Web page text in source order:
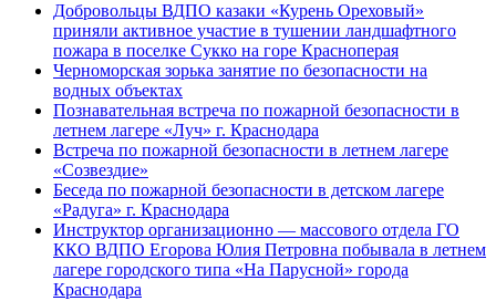
Добровольцы ВДПО казаки «Курень Ореховый»
приняли активное участие в тушении ландшафтного
пожара в поселке Сукко на горе Красноперая
Черноморская зорька занятие по безопасности на
водных объектах
Познавательная встреча по пожарной безопасности в
летнем лагере «Луч» г. Краснодара
Встреча по пожарной безопасности в летнем лагере
«Созвездие»
Беседа по пожарной безопасности в детском лагере
«Радуга» г. Краснодара
Инструктор организационно — массового отдела ГО
ККО ВДПО Егорова Юлия Петровна побывала в летнем
лагере городского типа «На Парусной» города
Краснодара